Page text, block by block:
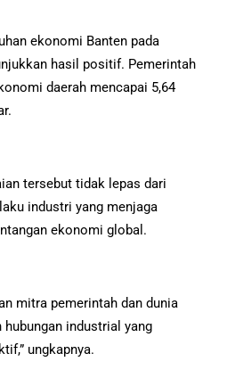
ekonomi Banten pada
hasil positif. Pemerintah
daerah mencapai 5,64
tersebut tidak lepas dari
industri yang menjaga
ekonomi global.
mitra pemerintah dan dunia
industrial yang
ungkapnya.